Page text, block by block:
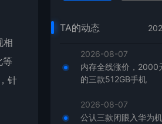
相
等
针
TA的动态
2026-08-07
内存全线涨价，2000
的三款512GB手机
2026-08-07
公认三款闭眼入华为